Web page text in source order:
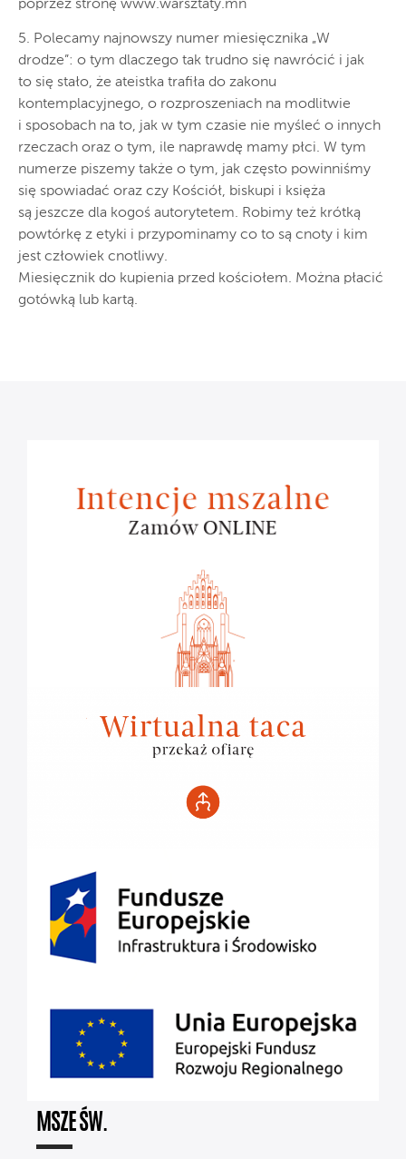
poprzez stronę www.warsztaty.mn
5. Polecamy najnowszy numer miesięcznika „W
drodze”: o tym dlaczego tak trudno się nawrócić i jak
to się stało, że ateistka trafiła do zakonu
kontemplacyjnego, o rozproszeniach na modlitwie
i sposobach na to, jak w tym czasie nie myśleć o innych
rzeczach oraz o tym, ile naprawdę mamy płci. W tym
numerze piszemy także o tym, jak często powinniśmy
się spowiadać oraz czy Kościół, biskupi i księża
są jeszcze dla kogoś autorytetem. Robimy też krótką
powtórkę z etyki i przypominamy co to są cnoty i kim
jest człowiek cnotliwy.
Miesięcznik do kupienia przed kościołem. Można płacić
gotówką lub kartą.
MSZE ŚW.